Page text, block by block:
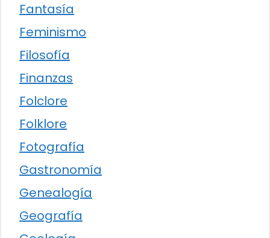
Fantasía
Feminismo
Filosofía
Finanzas
Folclore
Folklore
Fotografía
Gastronomía
Genealogía
Geografía